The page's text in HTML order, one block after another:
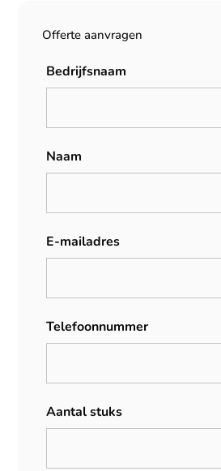
Offerte aanvragen
Bedrijfsnaam
Naam
E-mailadres
Telefoonnummer
Aantal stuks